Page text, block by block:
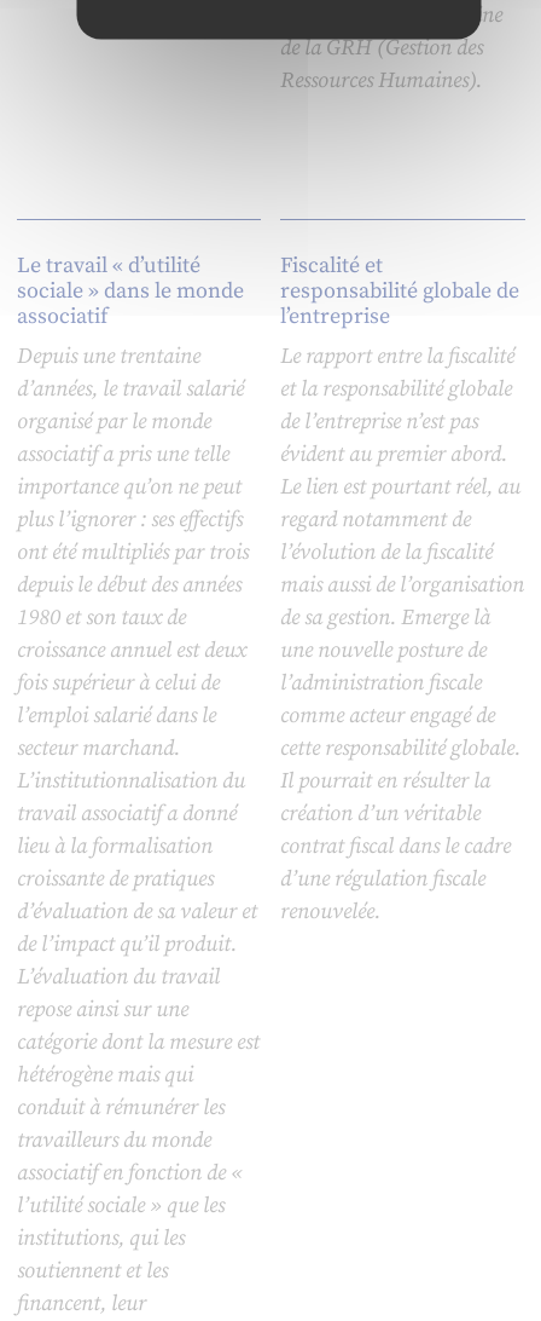
exploratoire, au domaine
de la GRH (Gestion des
Ressources Humaines).
Le travail « d’utilité
sociale » dans le monde
associatif
Depuis une trentaine
d’années, le travail salarié
organisé par le monde
associatif a pris une telle
importance qu’on ne peut
plus l’ignorer : ses effectifs
ont été multipliés par trois
depuis le début des années
1980 et son taux de
croissance annuel est deux
fois supérieur à celui de
l’emploi salarié dans le
secteur marchand.
L’institutionnalisation du
travail associatif a donné
lieu à la formalisation
croissante de pratiques
d’évaluation de sa valeur et
de l’impact qu’il produit.
L’évaluation du travail
repose ainsi sur une
catégorie dont la mesure est
hétérogène mais qui
conduit à rémunérer les
travailleurs du monde
associatif en fonction de «
l’utilité sociale » que les
institutions, qui les
soutiennent et les
financent, leur
Fiscalité et
responsabilité globale de
l’entreprise
Le rapport entre la fiscalité
et la responsabilité globale
de l’entreprise n’est pas
évident au premier abord.
Le lien est pourtant réel, au
regard notamment de
l’évolution de la fiscalité
mais aussi de l’organisation
de sa gestion. Emerge là
une nouvelle posture de
l’administration fiscale
comme acteur engagé de
cette responsabilité globale.
Il pourrait en résulter la
création d’un véritable
contrat fiscal dans le cadre
d’une régulation fiscale
renouvelée.